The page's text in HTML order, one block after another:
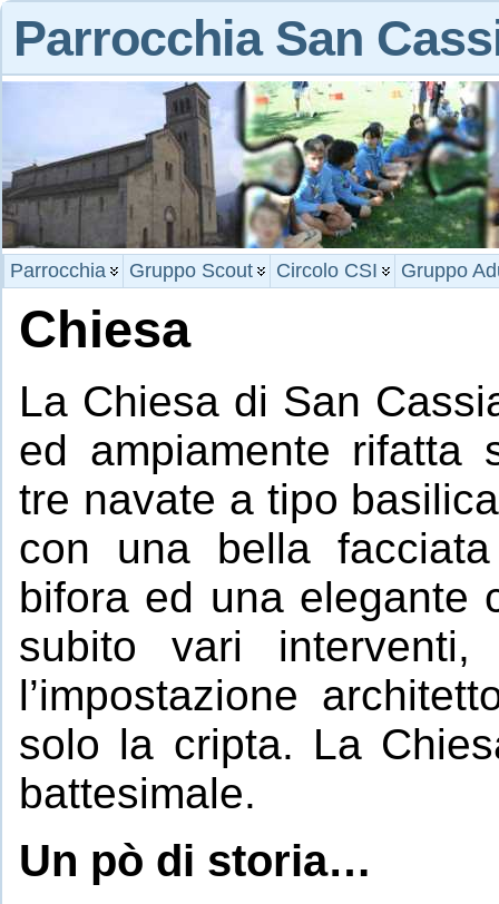
Parrocchia San
Parrocchia Gruppo Scout Circolo CSI Gruppo
Chiesa
La Chiesa di San
ed ampiamente rifatta
tre navate a tipo
con una bella
bifora ed una elegante
subito vari
l’impostazione
solo la cripta. La
battesimale.
Un pò di storia…